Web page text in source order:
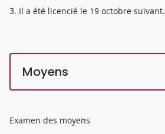
3. Il a été licencié le 19 octobre suivant.
Moyens
Examen des moyens